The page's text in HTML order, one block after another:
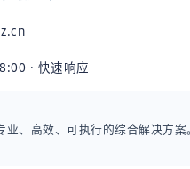
· 快速响应
、高效、可执行的综合解决方案。